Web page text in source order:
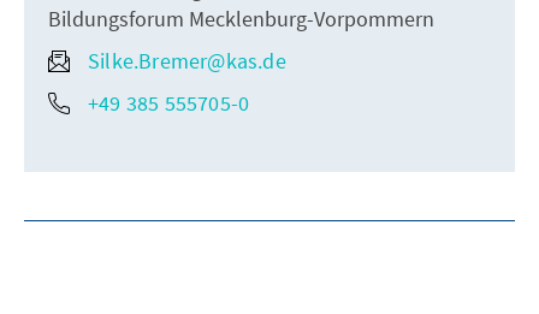
Bildungsforum Mecklenburg-Vorpommern
Silke.Bremer@kas.de
+49 385 555705-0